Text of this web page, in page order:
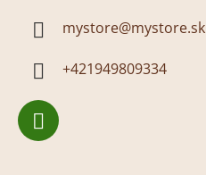
mystore@mystore.sk
+421949809334